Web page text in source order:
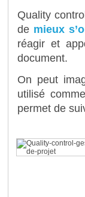
Quality
de mieux
réagir et
document.
On peut
utilisé
permet de